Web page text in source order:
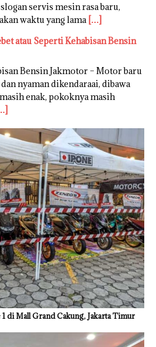
servis mesin rasa baru,
waktu yang lama […]
atau Seperti Kehabisan Bensin
Bensin Jakmotor – Motor baru
nyaman dikendaraai, dibawa
enak, pokoknya masih
di Mall Grand Cakung, Jakarta Timur